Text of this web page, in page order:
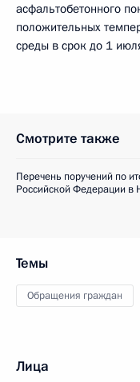
асфальтобетонного
положительных
среды в срок до 1
Смотрите также
Перечень поручений по
Российской Федерации в
Темы
Обращения граждан
Лица